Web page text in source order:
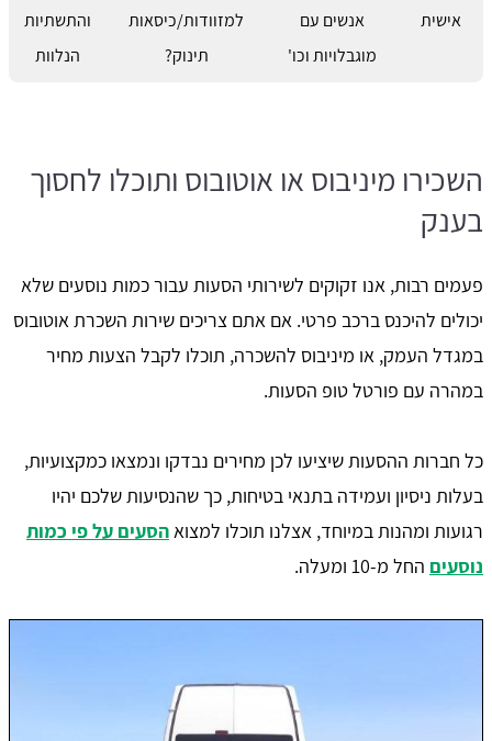
אישית
אנשים עם
מוגבלויות וכו'
למזוודות/כיסאות
תינוק?
והתשתיות
הנלוות
השכירו מיניבוס או אוטובוס ותוכלו לחסוך
בענק
פעמים רבות, אנו זקוקים לשירותי הסעות עבור כמות נוסעים שלא
יכולים להיכנס ברכב פרטי. אם אתם צריכים שירות השכרת אוטובוס
במגדל העמק, או מיניבוס להשכרה, תוכלו לקבל הצעות מחיר
במהרה עם פורטל טופ הסעות.
כל חברות ההסעות שיציעו לכן מחירים נבדקו ונמצאו כמקצועיות,
בעלות ניסיון ועמידה בתנאי בטיחות, כך שהנסיעות שלכם יהיו
רגועות ומהנות במיוחד, אצלנו תוכלו למצוא הסעים על פי כמות
נוסעים החל מ-10 ומעלה.